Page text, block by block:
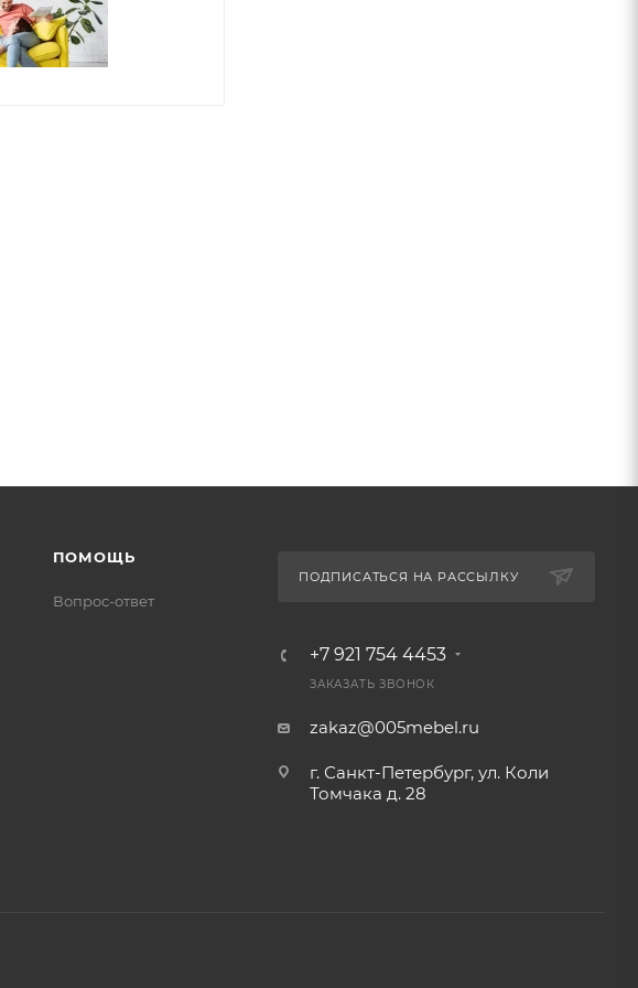
ПОМОЩЬ
Вопрос-ответ
ПОДПИСАТЬСЯ НА РАССЫЛКУ
+7 921 754 4453
ЗАКАЗАТЬ ЗВОНОК
zakaz@005mebel.ru
г. Санкт-Петербург, ул. Коли
Томчака д. 28